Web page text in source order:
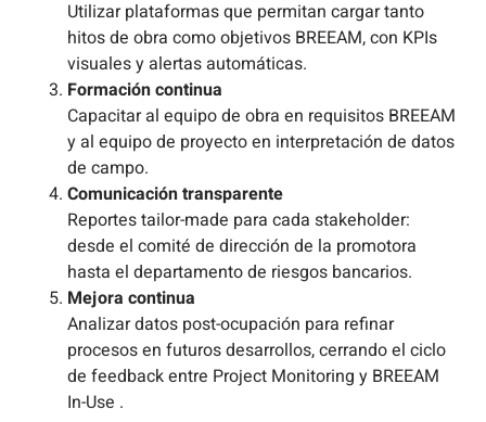
Utilizar plataformas que permitan cargar tanto
hitos de obra como objetivos BREEAM, con KPIs
visuales y alertas automáticas.
Formación continua
Capacitar al equipo de obra en requisitos BREEAM
y al equipo de proyecto en interpretación de datos
de campo.
Comunicación transparente
Reportes tailor-made para cada stakeholder:
desde el comité de dirección de la promotora
hasta el departamento de riesgos bancarios.
Mejora continua
Analizar datos post-ocupación para refinar
procesos en futuros desarrollos, cerrando el ciclo
de feedback entre Project Monitoring y BREEAM
In-Use .